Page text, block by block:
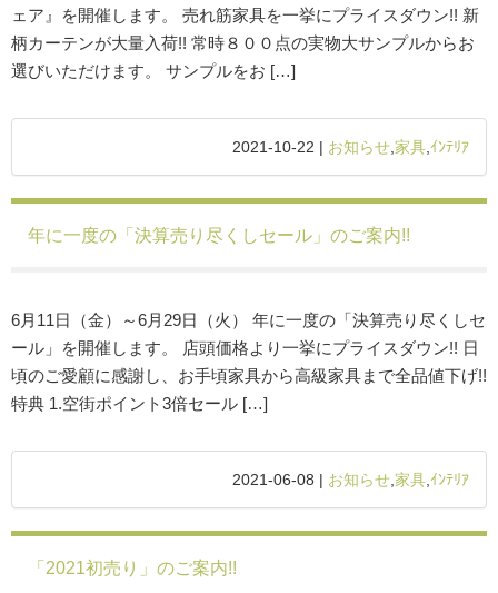
ェア』を開催します。 売れ筋家具を一挙にプライスダウン!! 新
柄カーテンが大量入荷!! 常時８００点の実物大サンプルからお
選びいただけます。 サンプルをお […]
2021-10-22 | お知らせ 家具 ｲﾝﾃﾘｱ
年に一度の「決算売り尽くしセール」のご案内!!
6月11日（金）～6月29日（火） 年に一度の「決算売り尽くしセ
ール」を開催します。 店頭価格より一挙にプライスダウン!! 日
頃のご愛顧に感謝し、お手頃家具から高級家具まで全品値下げ!!
特典 1.空街ポイント3倍セール […]
2021-06-08 | お知らせ 家具 ｲﾝﾃﾘｱ
「2021初売り」のご案内!!